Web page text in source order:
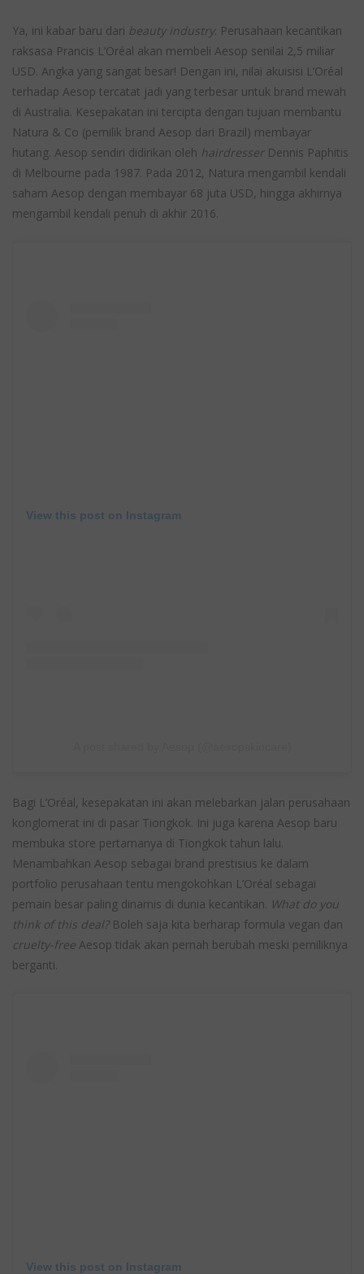
Ya, ini kabar baru dari beauty industry. Perusahaan kecantikan
raksasa Prancis L’Oréal akan membeli Aesop senilai 2,5 miliar
USD. Angka yang sangat besar! Dengan ini, nilai akuisisi L’Oréal
terhadap Aesop tercatat jadi yang terbesar untuk brand mewah
di Australia. Kesepakatan ini tercipta dengan tujuan membantu
Natura & Co (pemilik brand Aesop dari Brazil) membayar
hutang. Aesop sendiri didirikan oleh hairdresser Dennis Paphitis
di Melbourne pada 1987. Pada 2012, Natura mengambil kendali
saham Aesop dengan membayar 68 juta USD, hingga akhirnya
mengambil kendali penuh di akhir 2016.
View this post on Instagram
Bagi L’Oréal, kesepakatan ini akan melebarkan jalan perusahaan
konglomerat ini di pasar Tiongkok. Ini juga karena Aesop baru
membuka store pertamanya di Tiongkok tahun lalu.
Menambahkan Aesop sebagai brand prestisius ke dalam
portfolio perusahaan tentu mengokohkan L’Oréal sebagai
pemain besar paling dinamis di dunia kecantikan. What do you
think of this deal?Boleh saja kita berharap formula vegan dan
cruelty-free Aesop tidak akan pernah berubah meski pemiliknya
berganti.
View this post on Instagram